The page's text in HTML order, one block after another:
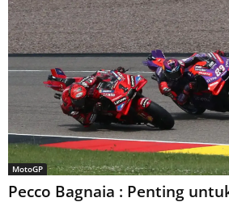
MotoGP
Pecco Bagnaia : Penting